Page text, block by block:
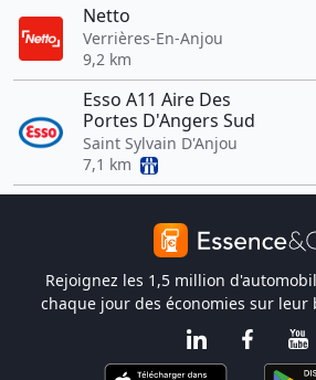
Netto
Verrières-En-Anjou
9,2 km
Esso A11 Aire Des
Portes D'Angers Sud
Saint Sylvain D'Anjou
7,1 km
Rejoignez les 1,5 million
chaque jour des économies sur